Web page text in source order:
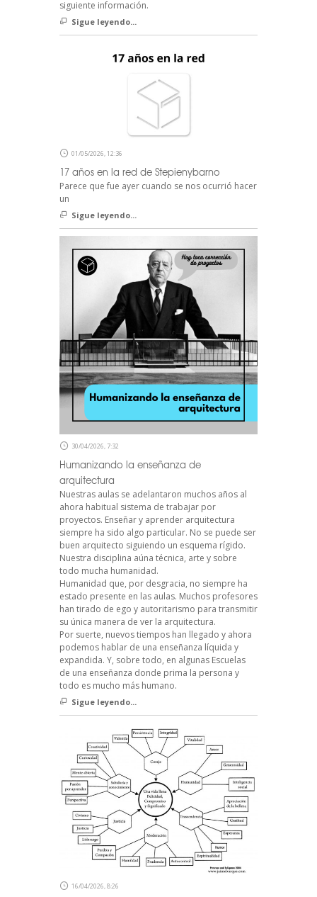
siguiente información.
Sigue leyendo...
01/05/2026, 12:36
17 años en la red de Stepienybarno
Parece que fue ayer cuando se nos ocurrió hacer
un
Sigue leyendo...
30/04/2026, 7:32
Humanizando la enseñanza de
arquitectura
Nuestras aulas se adelantaron muchos años al
ahora habitual sistema de trabajar por
proyectos. Enseñar y aprender arquitectura
siempre ha sido algo particular. No se puede ser
buen arquitecto siguiendo un esquema rígido.
Nuestra disciplina aúna técnica, arte y sobre
todo mucha humanidad.
Humanidad que, por desgracia, no siempre ha
estado presente en las aulas. Muchos profesores
han tirado de ego y autoritarismo para transmitir
su única manera de ver la arquitectura.
Por suerte, nuevos tiempos han llegado y ahora
podemos hablar de una enseñanza líquida y
expandida. Y, sobre todo, en algunas Escuelas
de una enseñanza donde prima la persona y
todo es mucho más humano.
Sigue leyendo...
16/04/2026, 8:26